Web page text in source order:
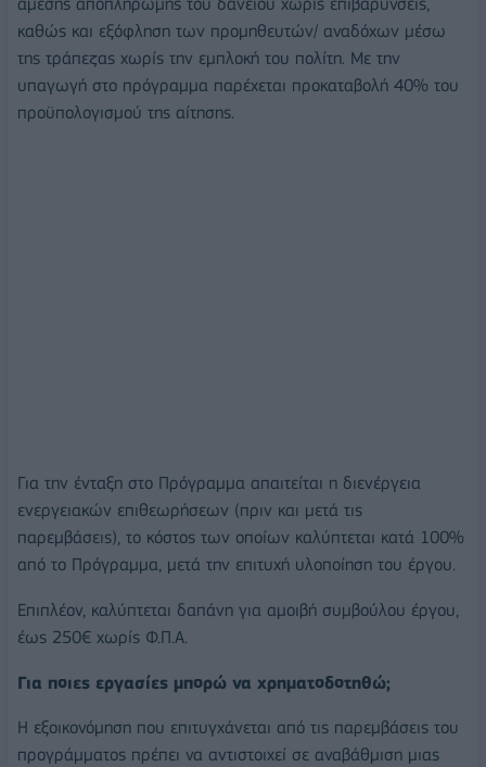
άμεσης αποπληρωμής του δανείου χωρίς επιβαρύνσεις,
καθώς και εξόφληση των προμηθευτών/ αναδόχων μέσω
της τράπεζας χωρίς την εμπλοκή του πολίτη. Με την
υπαγωγή στο πρόγραμμα παρέχεται προκαταβολή 40% του
προϋπολογισμού της αίτησης.
Για την ένταξη στο Πρόγραμμα απαιτείται η διενέργεια
ενεργειακών επιθεωρήσεων (πριν και μετά τις
παρεμβάσεις), το κόστος των οποίων καλύπτεται κατά 100%
από το Πρόγραμμα, μετά την επιτυχή υλοποίηση του έργου.
Επιπλέον, καλύπτεται δαπάνη για αμοιβή συμβούλου έργου,
έως 250€ χωρίς Φ.Π.Α.
Για ποιες εργασίες μπορώ να χρηματοδοτηθώ;
Η εξοικονόμηση που επιτυγχάνεται από τις παρεμβάσεις του
προγράμματος πρέπει να αντιστοιχεί σε αναβάθμιση μιας